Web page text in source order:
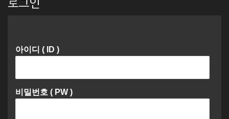
아이디 ( ID )
비밀번호 ( PW )